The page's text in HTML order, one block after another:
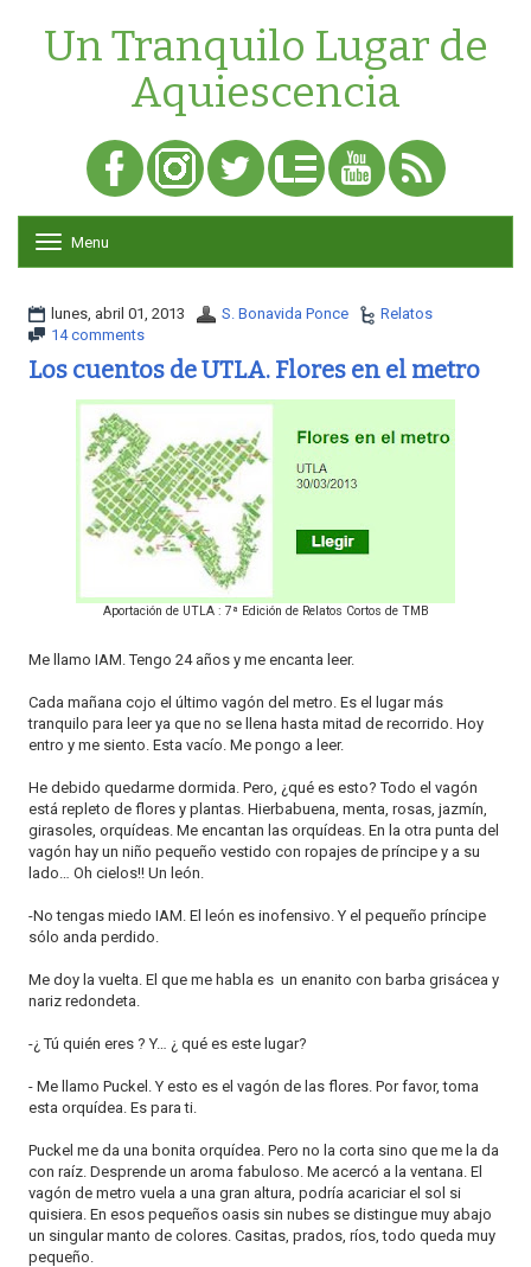
Un Tranquilo Lugar de
Aquiescencia
o
g
n
g
t
Menu
lunes, abril 01, 2013 S. Bonavida Ponce
Relatos
14 comments
Los cuentos de UTLA. Flores en el metro
Aportación de UTLA : 7ª Edición de Relatos Cortos de TMB
Me llamo IAM. Tengo 24 años y me encanta leer.
Cada mañana cojo el último vagón del metro. Es el lugar más
tranquilo para leer ya que no se llena hasta mitad de recorrido. Hoy
entro y me siento. Esta vacío. Me pongo a leer.
He debido quedarme dormida. Pero, ¿qué es esto? Todo el vagón
está repleto de flores y plantas. Hierbabuena, menta, rosas, jazmín,
girasoles, orquídeas. Me encantan las orquídeas. En la otra punta del
vagón hay un niño pequeño vestido con ropajes de príncipe y a su
lado… Oh cielos!! Un león.
-No tengas miedo IAM. El león es inofensivo. Y el pequeño príncipe
sólo anda perdido.
Me doy la vuelta. El que me habla es un enanito con barba grisácea y
nariz redondeta.
-¿ Tú quién eres ? Y… ¿ qué es este lugar?
- Me llamo Puckel. Y esto es el vagón de las flores. Por favor, toma
esta orquídea. Es para ti.
Puckel me da una bonita orquídea. Pero no la corta sino que me la da
con raíz. Desprende un aroma fabuloso. Me acercó a la ventana. El
vagón de metro vuela a una gran altura, podría acariciar el sol si
quisiera. En esos pequeños oasis sin nubes se distingue muy abajo
un singular manto de colores. Casitas, prados, ríos, todo queda muy
pequeño.